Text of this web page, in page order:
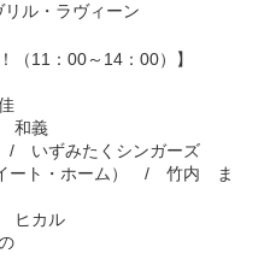
ル・ラヴィーン
（11：00～14：00）】
和義
いずみたくシンガーズ
ート・ホーム） / 竹内 ま
カル